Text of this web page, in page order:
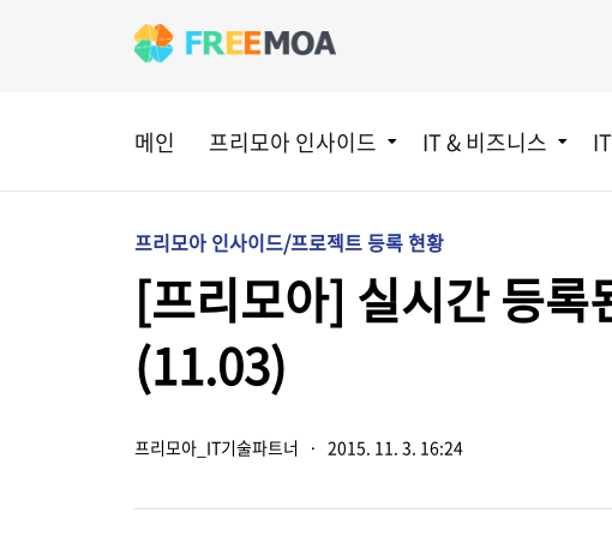
메인 프리모아 인사이드 IT & 비즈니스
프리모아 인사이드/프로젝트 등록 현황
[프리모아] 실시간 등록
(11.03)
프리모아_IT기술파트너 · 2015. 11. 3. 16:24